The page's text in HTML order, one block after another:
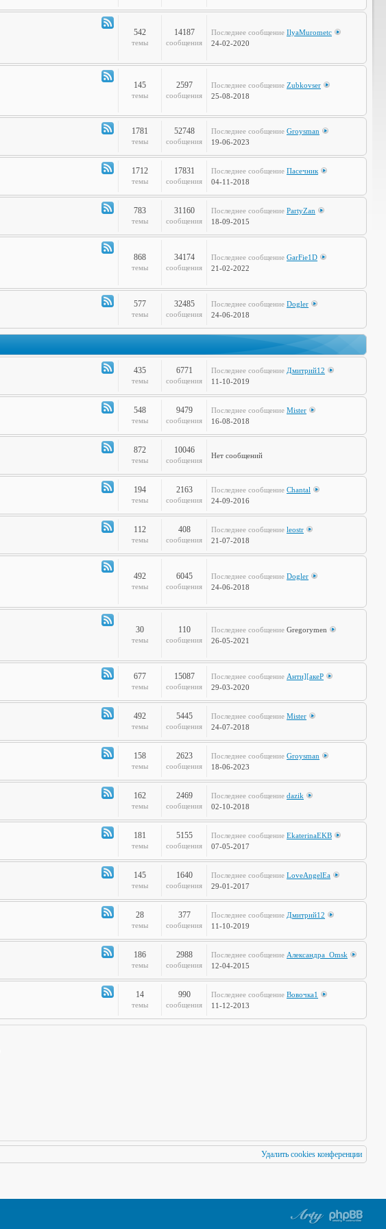
Канал542
темы
14187
сообщения
Последнее сообщение IlyaMurometc
24-02-2020
Кабинет
Профессора
145
темы
2597
сообщения
Последнее сообщение Zubkovser
25-08-2018
Канал
-
1781
темы
52748
сообщения
Последнее сообщение Groysman
19-06-2023
Канал
-
1712
темы
17831
сообщения
Последнее сообщение Пасечник
04-11-2018
Канал
-
783
темы
31160
сообщения
Последнее сообщение PartyZan
18-09-2015
Канал868
темы
34174
сообщения
Последнее сообщение GarFie1D
21-02-2022
Канал
-
577
темы
32485
сообщения
Последнее сообщение Dogler
24-06-2018
Канал
-
435
темы
6771
сообщения
Последнее сообщение Дмитрий12
11-10-2019
Канал
-
Музыкальные
548
темы
9479
сообщения
Последнее сообщение Mister
16-08-2018
Канал
-
872
темы
10046
сообщения
Нет сообщений
Канал
-
Худграф
194
темы
2163
сообщения
Последнее сообщение Chantal
24-09-2016
Канал
-
сказал
Мяу?
112
темы
408
сообщения
Последнее сообщение leostr
21-07-2018
Канал492
темы
6045
сообщения
Последнее сообщение Dogler
24-06-2018
30
темы
110
сообщения
Последнее сообщение Gregorymen
26-05-2021
Канал
-
677
темы
15087
сообщения
Последнее сообщение Анти][акеР
29-03-2020
Канал
-
Жизнь
492
темы
5445
сообщения
Последнее сообщение Mister
24-07-2018
Канал
-
158
темы
2623
сообщения
Последнее сообщение Groysman
18-06-2023
Канал
-
162
темы
2469
сообщения
Последнее сообщение dazik
02-10-2018
Канал
-
Time2Burn
181
темы
5155
сообщения
Последнее сообщение EkaterinaEKB
07-05-2017
Канал
-
Галопом
145
темы
1640
сообщения
Последнее сообщение LoveAngelEa
29-01-2017
Канал
-
Стальная
28
темы
377
сообщения
Последнее сообщение Дмитрий12
11-10-2019
Канал
-
186
темы
2988
сообщения
Последнее сообщение Александра_Omsk
12-04-2015
Канал
-
14
темы
990
сообщения
Последнее сообщение Вовочка1
11-12-2013
Удалить cookies конференции